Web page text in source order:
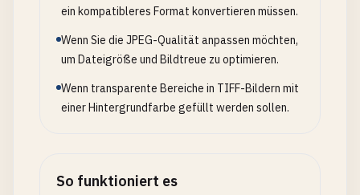
ein kompatibleres Format konvertieren müssen.
Wenn Sie die JPEG-Qualität anpassen möchten,
um Dateigröße und Bildtreue zu optimieren.
Wenn transparente Bereiche in TIFF-Bildern mit
einer Hintergrundfarbe gefüllt werden sollen.
So funktioniert es